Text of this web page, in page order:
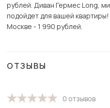
рублей. Диван Гермес Long,
подойдет для вашей квартиры!
Москве - 1 990 рублей.
ОТЗЫВЫ
0 отзывов